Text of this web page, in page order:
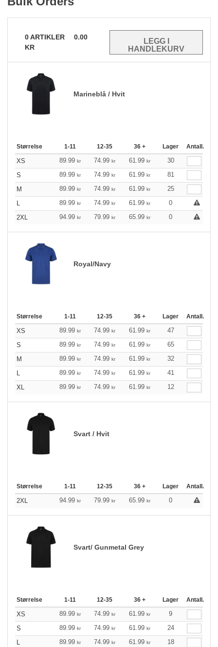
0ARTIKLER
0.00
KR
Marineblå / Hvit
Størrelse 1-11 12-35 36 + Lager Antall.
XS 89.99 kr 74.99 kr 61.99 kr
30
S
89.99 kr 74.99 kr 61.99 kr
81
M
89.99 kr 74.99 kr 61.99 kr
25
L
89.99 kr 74.99 kr 61.99 kr
0
2XL
94.99 kr 79.99 kr 65.99 kr 0
Royal/Navy
Størrelse 1-11 12-35 36 + Lager Antall.
XS 89.99 kr 74.99 kr 61.99 kr
47
S
89.99 kr 74.99 kr 61.99 kr
65
M
89.99 kr 74.99 kr 61.99 kr
32
L
89.99 kr 74.99 kr 61.99 kr
41
XL
89.99 kr 74.99 kr 61.99 kr 12
Svart / Hvit
Størrelse 1-11 12-35 36 + Lager Antall.
2XL 94.99 kr 79.99 kr 65.99 kr 0
Svart/ Gunmetal Grey
Størrelse 1-11 12-35 36 + Lager Antall.
XS 89.99 kr 74.99 kr 61.99 kr
9
S
89.99 kr 74.99 kr 61.99 kr
24
L
89.99 kr 74.99 kr 61.99 kr
18